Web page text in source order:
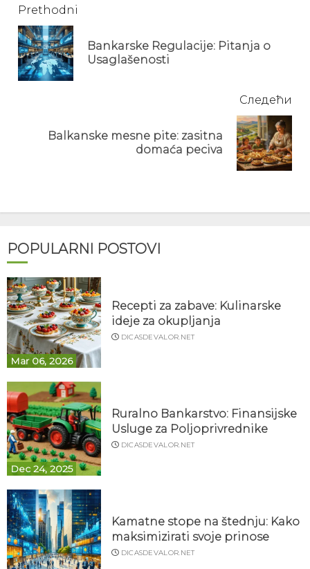
Continue
Reading
Prethodni
Bankarske Regulacije: Pitanja o
Usaglašenosti
Следећи
Balkanske mesne pite: zasitna
domaća peciva
POPULARNI POSTOVI
Mar 06, 2026
Recepti za zabave: Kulinarske
ideje za okupljanja
DICASDEVALOR.NET
Dec 24, 2025
Ruralno Bankarstvo: Finansijske
Usluge za Poljoprivrednike
DICASDEVALOR.NET
Kamatne stope na štednju: Kako
maksimizirati svoje prinose
DICASDEVALOR.NET